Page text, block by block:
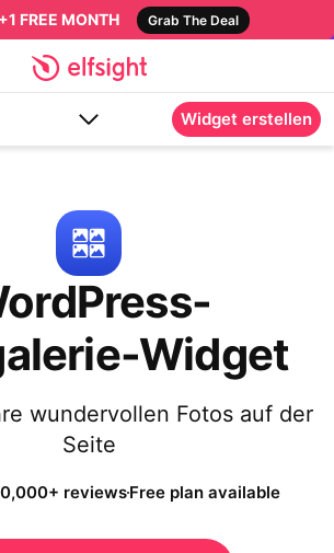
FREE MONTH Grab The Deal
Widget erstellen
Widget
wundervollen Fotos auf der
Seite
reviewsFree plan available